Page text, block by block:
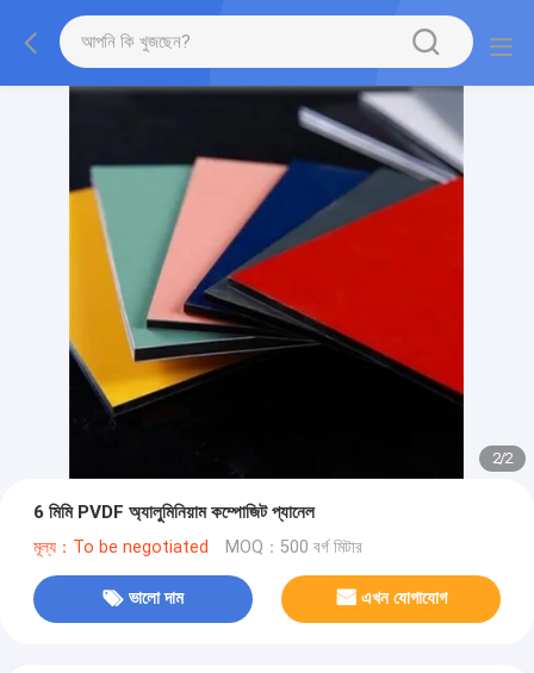
2/2
6 মিমি PVDF অ্যালুমিনিয়াম কম্পোজিট প্যানেল
মূল্য：To be negotiated MOQ：500 বর্গ মিটার
ভালো দাম এখন যোগাযোগ